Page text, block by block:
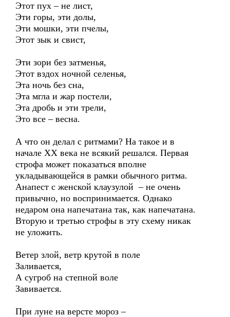
Этот пух – не лист,
Эти горы, эти долы,
Эти мошки, эти пчелы,
Этот зык и свист,
Эти зори без затменья,
Этот вздох ночной селенья,
Эта ночь без сна,
Эта мгла и жар постели,
Эта дробь и эти трели,
Это все – весна.
А что он делал с ритмами? На такое и в
начале ХХ века не всякий решался. Первая
строфа может показаться вполне
укладывающейся в рамки обычного ритма.
Анапест с женской клаузулой – не очень
привычно, но воспринимается. Однако
недаром она напечатана так, как напечатана.
Вторую и третью строфы в эту схему никак
не уложить.
Ветер злой, ветр крутой в поле
Заливается,
А сугроб на степной воле
Завивается.
При луне на версте мороз –